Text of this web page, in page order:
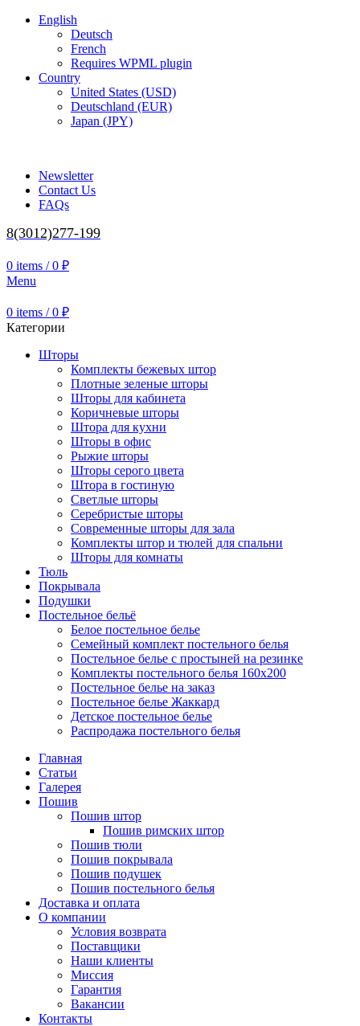
English
Deutsch
French
Requires WPML plugin
Country
United States (USD)
Deutschland (EUR)
Japan (JPY)
Newsletter
Contact Us
FAQs
8(3012)277-199
0 items / 0 ₽
Menu
0 items / 0 ₽
Категории
Шторы
Комплекты бежевых штор
Плотные зеленые шторы
Шторы для кабинета
Коричневые шторы
Штора для кухни
Шторы в офис
Рыжие шторы
Шторы серого цвета
Штора в гостиную
Светлые шторы
Серебристые шторы
Современные шторы для зала
Комплекты штор и тюлей для спальни
Шторы для комнаты
Тюль
Покрывала
Подушки
Постельное бельё
Белое постельное белье
Семейный комплект постельного белья
Постельное белье с простыней на резинке
Комплекты постельного белья 160х200
Постельное белье на заказ
Постельное белье Жаккард
Детское постельное белье
Распродажа постельного белья
Главная
Статьи
Галерея
Пошив
Пошив штор
Пошив римских штор
Пошив тюли
Пошив покрывала
Пошив подушек
Пошив постельного белья
Доставка и оплата
О компании
Условия возврата
Поставщики
Наши клиенты
Миссия
Гарантия
Вакансии
Контакты